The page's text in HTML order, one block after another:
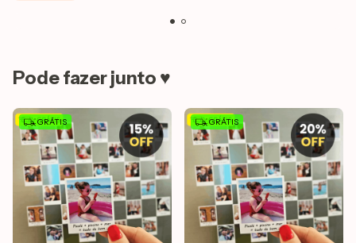
Pode fazer junto ♥
GRÁTIS GRÁTIS